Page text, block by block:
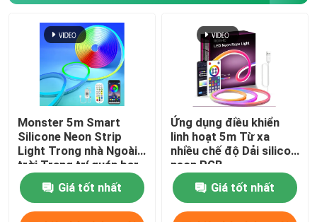
Monster 5m Smart
Silicone Neon Strip
Light Trong nhà Ngoài
trời Trang trí quán bar
tại nhà 12V
Giá tốt nhất
Ứng dụng điều khiển
linh hoạt 5m Từ xa
nhiều chế độ Dải silicon
neon RGB
Giá tốt nhất